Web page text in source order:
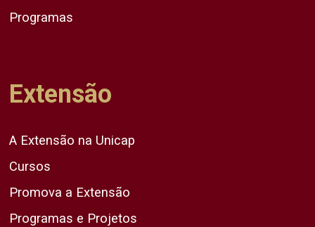
Programas
Extensão
A Extensão na Unicap
Cursos
Promova a Extensão
Programas e Projetos